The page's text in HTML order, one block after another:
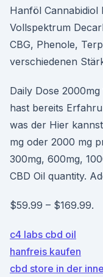
Hanföl
Vollspektrum
CBG, Phenole,
verschiedenen
Daily Dose 2000mg
hast bereits
was der Hier
mg oder 2000 mg
300mg, 600mg,
CBD Oil quantity.
$59.99 – $169.99.
c4 labs cbd oil
hanfreis kaufen
cbd store in der